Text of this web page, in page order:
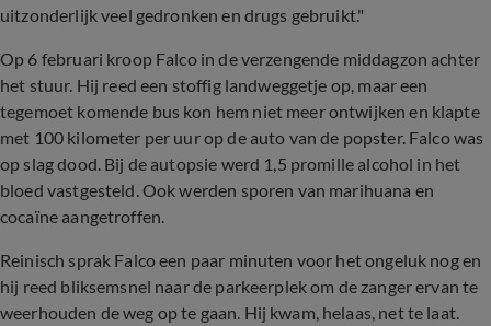
uitzonderlijk veel gedronken en drugs gebruikt."
Op 6 februari kroop Falco in de verzengende middagzon achter
het stuur. Hij reed een stoffig landweggetje op, maar een
tegemoet komende bus kon hem niet meer ontwijken en klapte
met 100 kilometer per uur op de auto van de popster. Falco was
op slag dood. Bij de autopsie werd 1,5 promille alcohol in het
bloed vastgesteld. Ook werden sporen van marihuana en
cocaïne aangetroffen.
Reinisch sprak Falco een paar minuten voor het ongeluk nog en
hij reed bliksemsnel naar de parkeerplek om de zanger ervan te
weerhouden de weg op te gaan. Hij kwam, helaas, net te laat.